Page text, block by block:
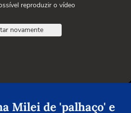
reproduzir o vídeo
novamente
Milei de 'palhaço' e